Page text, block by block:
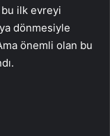
ilk evreyi
dönmesiyle
önemli olan bu